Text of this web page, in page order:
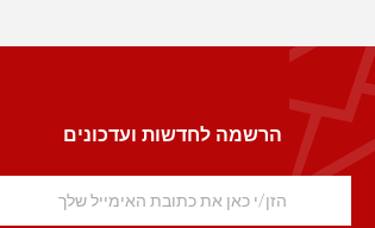
הרשמה לחדשות ועדכונים